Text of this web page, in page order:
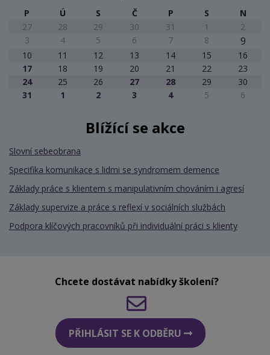
P
Ú S Č P S
N
27
28 29 30 31 1
2
3
4 5 6 7 8 9
10 11 12 13 14 15
16
17
18 19 20 21 22
23
24
25 26 27 28 29
30
31
1 2 3 4 5 6
Blížící se akce
Slovní sebeobrana
Specifika komunikace s lidmi se syndromem demence
Základy práce s klientem s manipulativním chováním i agresí
Základy supervize a práce s reflexí v sociálních službách
Podpora klíčových pracovníků při individuální práci s klienty
Chcete dostávat nabídky školení?
PŘIHLÁSIT SE K ODBĚRU